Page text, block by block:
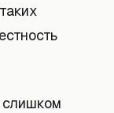
слишком